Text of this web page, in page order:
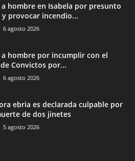
hombre en Isabela por presunto
provocar incendio...
6 agosto 2026
hombre por incumplir con el
Convictos por...
6 agosto 2026
ebria es declarada culpable por
de dos jinetes
5 agosto 2026